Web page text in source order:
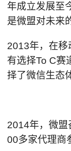
年成立发展至
是微盟对未来
2013年，在移
有选择To C赛
择了微信生态
2014年，微盟
00多家代理商